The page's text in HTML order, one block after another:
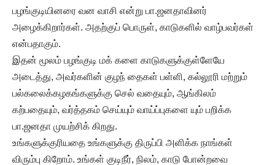
பழங்குடியினரை வன வாசி என்று பா.ஜனதாவினர்
அழைக்கிறார்கள். அதற்குப் பொருள், காடுகளில் வாழ்பவர்கள்
என்பதாகும்.
இதன் மூலம் பழங்குடி மக் களை காடுகளுக்குள்ளேயே
அடைத்து, அவர்களின் குழந் தைகள் பள்ளி, கல்லூரி மற்றும்
பல்கலைக்கழகங்களுக்கு செல் வதையும், ஆங்கிலம்
கற்பதையும், வர்த்தகம் செய்யும் வாய்ப்புகளை யும் பறிக்க
பா.ஜனதா முயற்சிக் கிறது.
உங்களுக்குரியதை உங்களுக்கு திருப்பி அளிக்க நாங்கள்
விரும்பு கிறோம். உங்கள் குடிநீர், நிலம், காடு போன்றவை